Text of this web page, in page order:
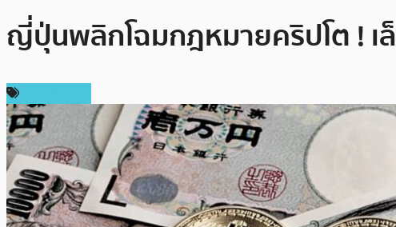
ญี่ปุ่นพลิกโฉมกฎหมายคริปโต ! เ